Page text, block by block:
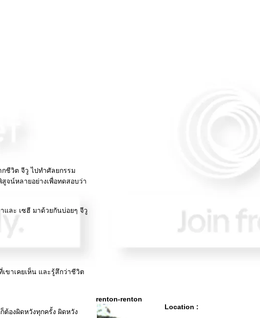
ชีวิต จีวู ไปทำศัลยกรรม
จน์หลายอย่างเพื่อทดสอบว่า
ละ เซฮี มาด้วยกันบ่อยๆ จีวู
ขาเคยเห็น และรู้สึกว่าชีวิต
ต้องผิดหวังทุกครั้ง ผิดหวัง
renton-renton
Location :